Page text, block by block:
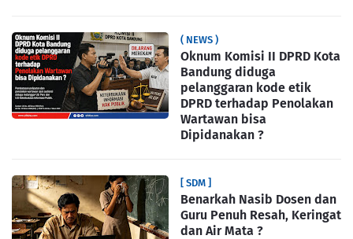
( NEWS )
Oknum Komisi II DPRD Kota
Bandung diduga
pelanggaran kode etik
DPRD terhadap Penolakan
Wartawan bisa
Dipidanakan ?
[ SDM ]
Benarkah Nasib Dosen dan
Guru Penuh Resah, Keringat
dan Air Mata ?